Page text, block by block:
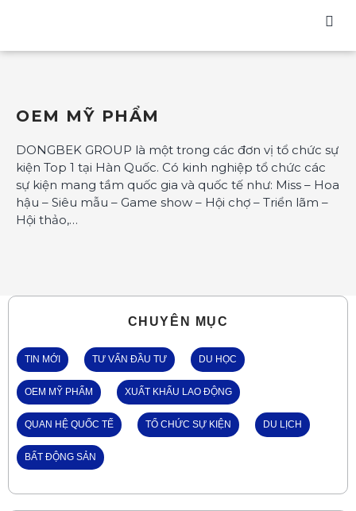
OEM MỸ PHẨM
DONGBEK GROUP là một trong các đơn vị tổ chức sự
kiện Top 1 tại Hàn Quốc. Có kinh nghiệp tổ chức các
sự kiện mang tầm quốc gia và quốc tế như: Miss – Hoa
hậu – Siêu mẫu – Game show – Hội chợ – Triển lãm –
Hội thảo,…
CHUYÊN MỤC
TIN MỚI TƯ VẤN ĐẦU TƯ DU HỌC
OEM MỸ PHẨM XUẤT KHẨU LAO ĐỘNG
QUAN HỆ QUỐC TẾ TỔ CHỨC SỰ KIỆN DU LỊCH
BẤT ĐỘNG SẢN